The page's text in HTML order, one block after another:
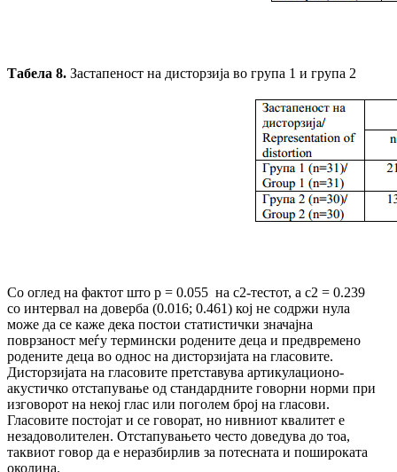
Табела 8. Застапеност на дисторзија во група 1 и група 2
Со оглед на фактот што p = 0.055 на c2-тестот, а c2 = 0.239
со интервал на доверба (0.016; 0.461) кој не содржи нула
може да се каже дека постои статистички значајна
поврзаност меѓу термински родените деца и предвремено
родените деца во однос на дисторзијата на гласовите.
Дисторзијата на гласовите претставува артикулационо-
акустичко отстапување од стандардните говорни норми при
изговорот на некој глас или поголем број на гласови.
Гласовите постојат и се говорат, но нивниот квалитет е
незадоволителен. Отстапувањето често доведува до тоа,
таквиот говор да е неразбирлив за потесната и пошироката
околина.